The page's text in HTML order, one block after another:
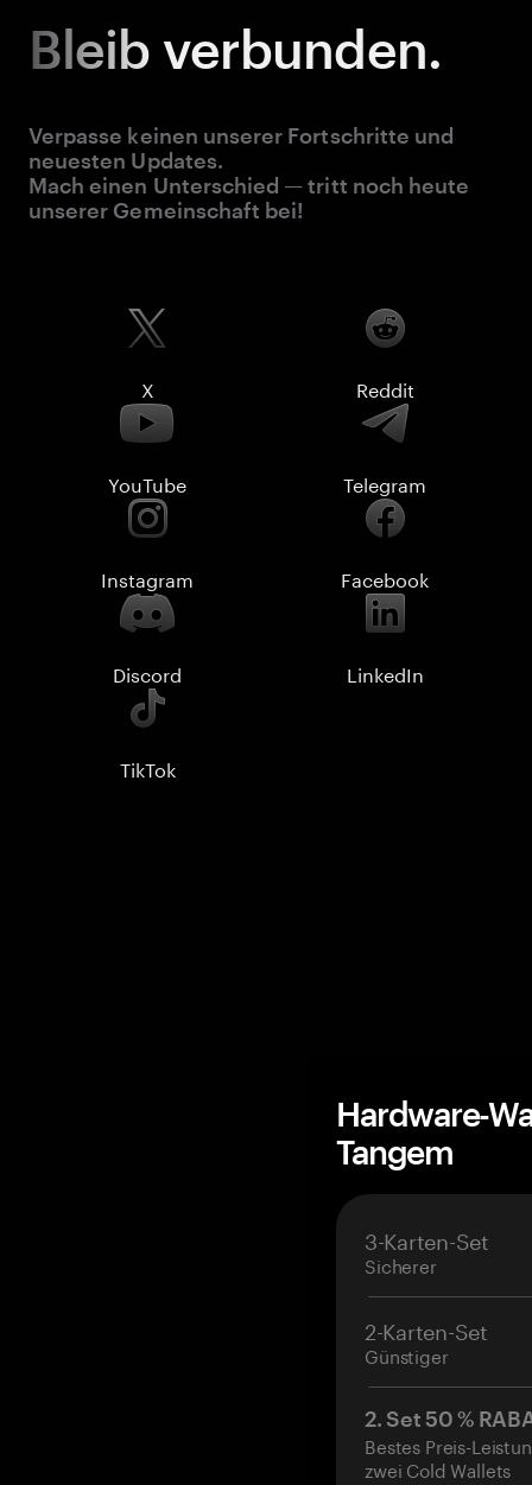
Bleib verbunden.
Verpasse keinen unserer Fortschritte und
neuesten Updates.
Mach einen Unterschied — tritt noch heute
unserer Gemeinschaft bei!
X Reddit
YouTube Telegram
Instagram Facebook
Discord LinkedIn
TikTok
Hardware-
Tangem
3-Karten-Set
Sicherer
2-Karten-Set
Günstiger
2. Set 50 %
Bestes Preis-
zwei Cold Wallets